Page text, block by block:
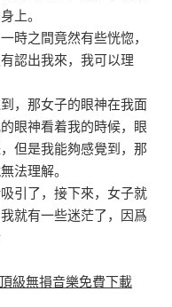
上。
時之間竟然有些恍惚，
認出我來，我可以理
，那女子的眼神在我面
眼神看着我的時候，眼
但是我能夠感覺到，那
法理解。
引了，接下來，女子就
就有一些迷茫了，因爲
級無損音樂免費下載